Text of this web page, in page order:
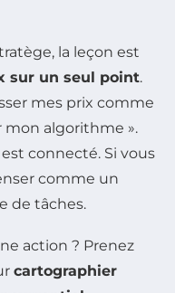
la leçon est
sur un seul point.
mes prix comme
mon algorithme ».
connecté. Si vous
comme un
de tâches.
action ? Prenez
cartographier